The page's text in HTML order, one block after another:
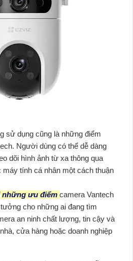
sử dụng cũng là những điểm
Người dùng có thể dễ dàng
dõi hình ảnh từ xa thông qua
máy tính cá nhân một cách thuận
những ưu điểm camera Vantech
cho những ai đang tìm
an ninh chất lượng, tin cậy và
cửa hàng hoặc doanh nghiệp